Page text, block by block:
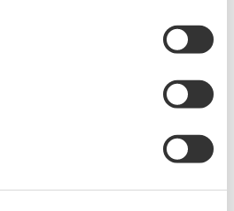
而贏得的，它再次肯定了橫河電機在
能，最近的石油終端項目就表明了這
橫河電機(印度)有限公司實施的解決方
經營計劃中控制業務的關鍵戰略，橫河